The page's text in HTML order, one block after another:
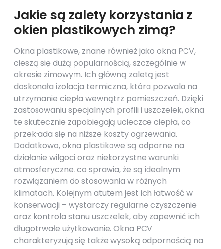
Jakie są zalety korzystania z
okien plastikowych zimą?
Okna plastikowe, znane również jako okna PCV,
cieszą się dużą popularnością, szczególnie w
okresie zimowym. Ich główną zaletą jest
doskonała izolacja termiczna, która pozwala na
utrzymanie ciepła wewnątrz pomieszczeń. Dzięki
zastosowaniu specjalnych profili i uszczelek, okna
te skutecznie zapobiegają ucieczce ciepła, co
przekłada się na niższe koszty ogrzewania.
Dodatkowo, okna plastikowe są odporne na
działanie wilgoci oraz niekorzystne warunki
atmosferyczne, co sprawia, że są idealnym
rozwiązaniem do stosowania w różnych
klimatach. Kolejnym atutem jest ich łatwość w
konserwacji – wystarczy regularne czyszczenie
oraz kontrola stanu uszczelek, aby zapewnić ich
długotrwałe użytkowanie. Okna PCV
charakteryzują się także wysoką odpornością na